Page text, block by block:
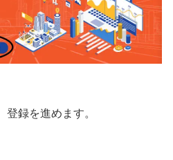
登録を進めます。